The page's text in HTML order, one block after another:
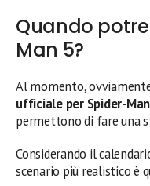
Quando
Man 5?
Al momento,
ufficiale per Spider-
permettono di fare una
Considerando il
scenario più realistico è